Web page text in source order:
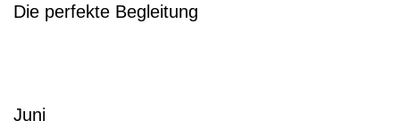
Die perfekte Begleitung
Juni